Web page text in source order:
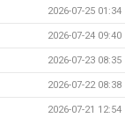
2026-07-25 01:34
2026-07-24 09:40
2026-07-23 08:35
2026-07-22 08:38
2026-07-21 12:54